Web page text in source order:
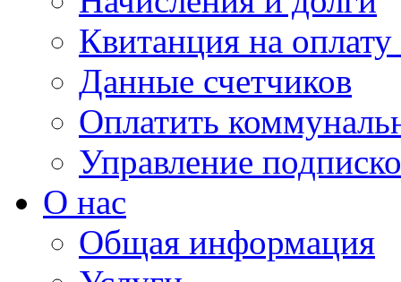
Квитанция на
Данные счетчиков
Оплатить
Управление
О нас
Общая информация